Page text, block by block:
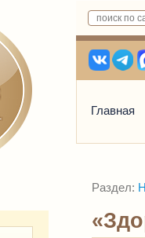
Главная
Раздел: